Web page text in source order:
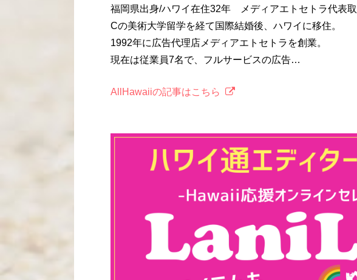
福岡県出身/ハワイ在住32年 メディアエトセトラ代表
Cの美術大学留学を経て国際結婚後、ハワイに移住。
1992年に広告代理店メディアエトセトラを創業。
現在は従業員7名で、フルサービスの広告…
AllHawaiiの記事はこちら